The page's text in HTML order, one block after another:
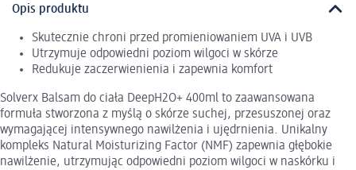
Opis produktu
Skutecznie chroni przed promieniowaniem UVA i UVB
Utrzymuje odpowiedni poziom wilgoci w skórze
Redukuje zaczerwienienia i zapewnia komfort
Solverx Balsam do ciała DeepH2O+ 400ml to zaawansowana
formuła stworzona z myślą o skórze suchej, przesuszonej oraz
wymagającej intensywnego nawilżenia i ujędrnienia. Unikalny
kompleks Natural Moisturizing Factor (NMF) zapewnia głębokie
nawilżenie, utrzymując odpowiedni poziom wilgoci w naskórku i